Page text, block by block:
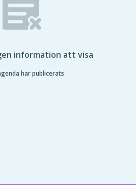
information att visa
har publicerats